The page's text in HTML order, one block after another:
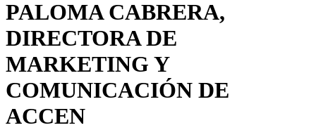
PALOMA CABRERA,
DIRECTORA DE
MARKETING Y
COMUNICACIÓN DE
ACCEN